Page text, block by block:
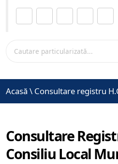
Acasă \ Consultare registru
Consultare
Consiliu Local